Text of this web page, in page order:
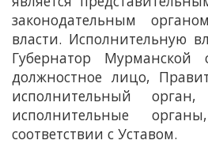
законодательным
власти. Исполнительную
Губернатор
должностное лицо,
исполнительный
исполнительные
соответствии с Уставом.